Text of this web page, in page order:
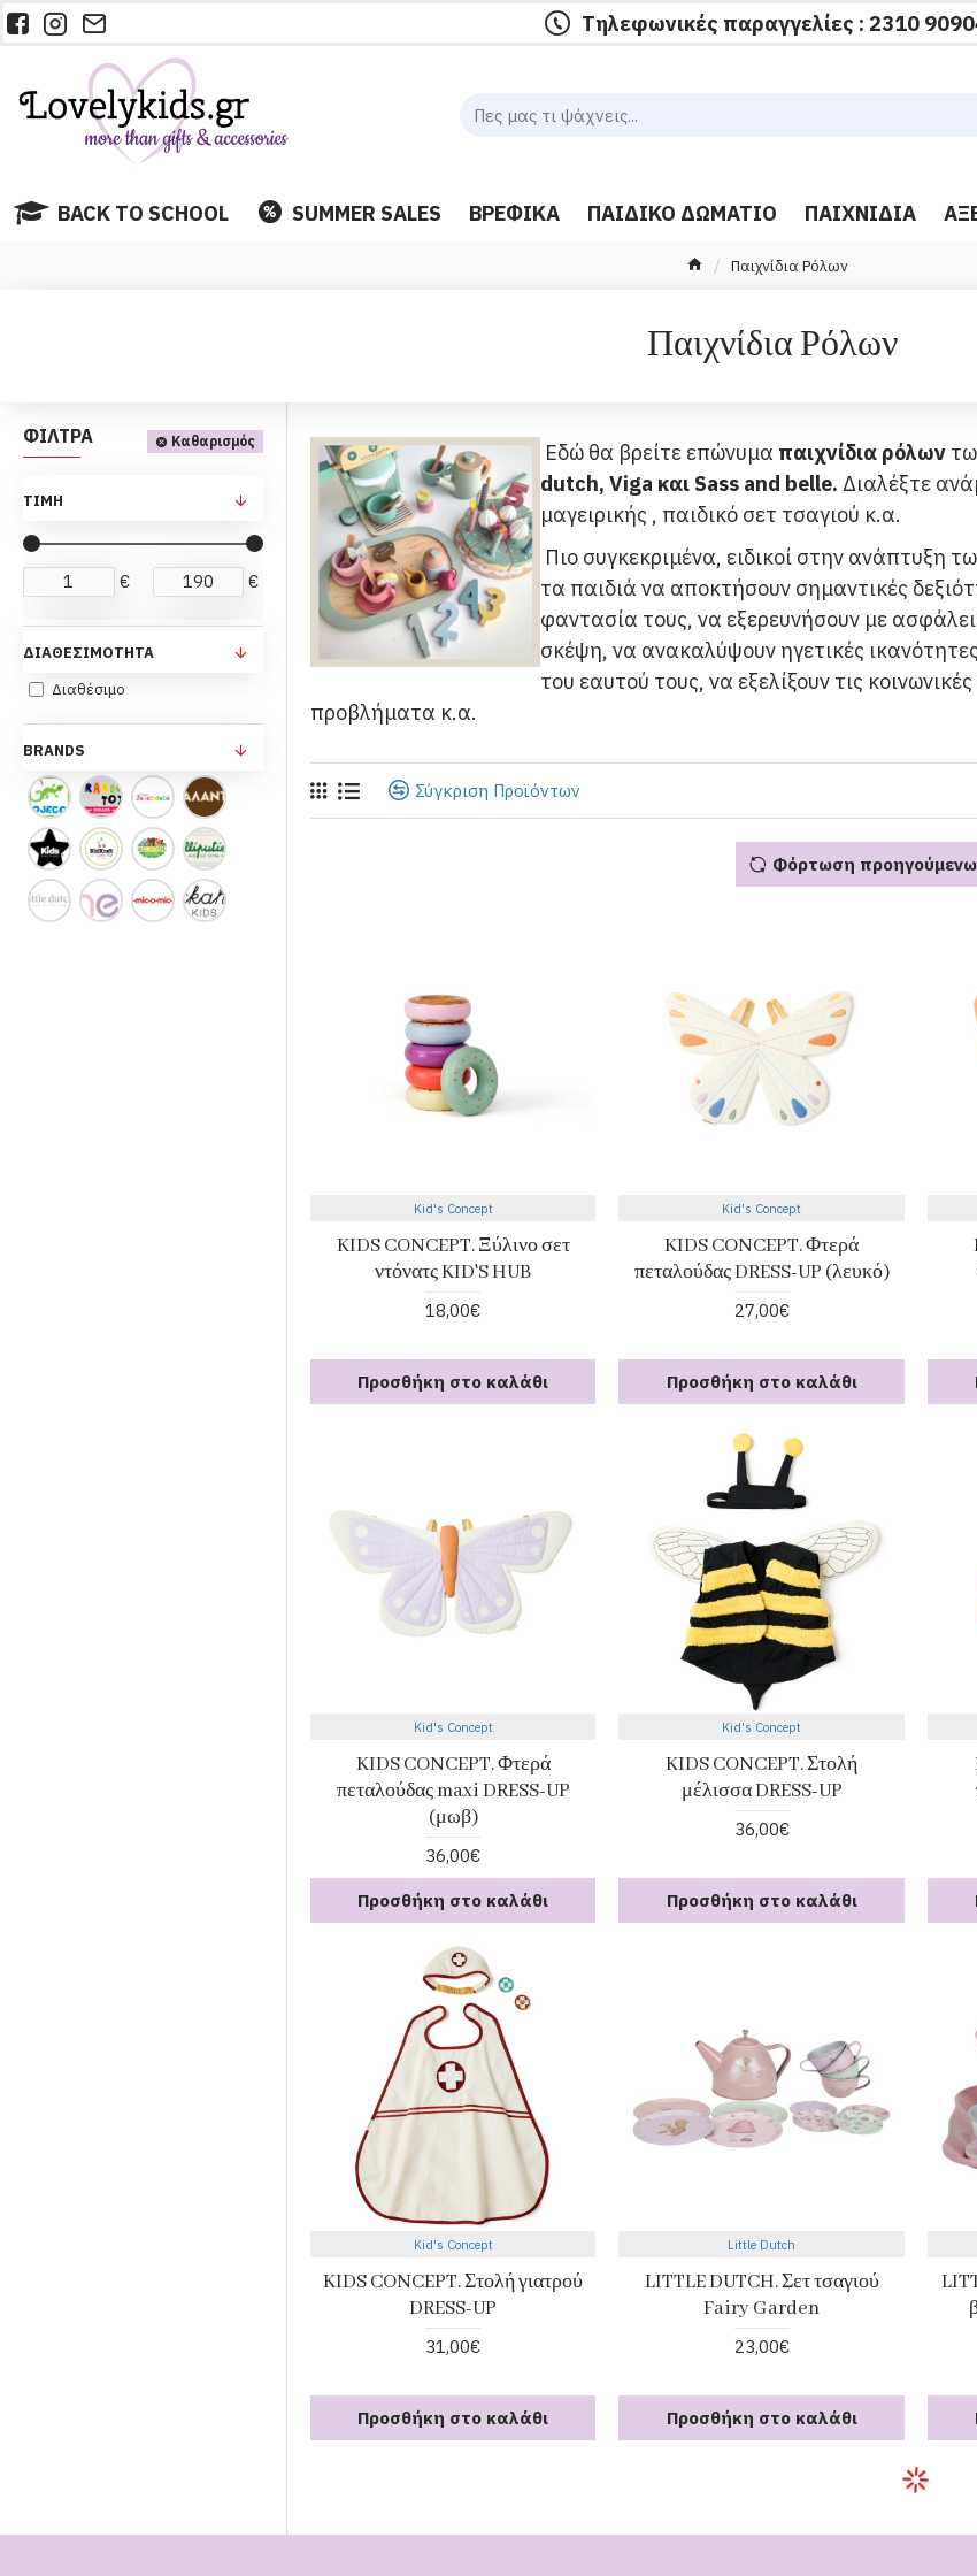
Τηλεφωνικές παραγγελίες : 2310
BACK TO SCHOOL SUMMER SALES ΒΡΕΦΙΚΆ ΠΑΙΔΙΚΌ ΔΩΜΆΤΙΟ ΠΑΙΧΝΊΔΙΑ
Παιχνίδια Ρόλων
Παιχνίδια Ρόλων
ΦΙΛΤΡΑ Καθαρισμός
ΤΙΜΉ
€ €
BRANDS
ΔΙΑΘΕΣΙΜΌΤΗΤΑ
Διαθέσιμο
Εδώ θα βρείτε επώνυμα παιχνίδια ρόλων
dutch, Viga και Sass and belle. Διαλέξτε
μαγειρικής , παιδικό σετ τσαγιού κ.α.
Πιο συγκεκριμένα, ειδικοί στην ανάπτυξη
τα παιδιά να αποκτήσουν σημαντικές
φαντασία τους, να εξερευνήσουν με
σκέψη, να ανακαλύψουν ηγετικές
του εαυτού τους, να εξελίξουν τις
προβλήματα κ.α.
Σύγκριση Προϊόντων
Φόρτωση
Kid's Concept
KIDS CONCEPT. Ξύλινο σετ
ντόνατς KID'S HUB
18,00€
Προσθήκη στο καλάθι
Kid's Concept
KIDS CONCEPT. Φτερά
πεταλούδας DRESS-UP (λευκό)
27,00€
Προσθήκη στο καλάθι
Kid's Concept
KIDS CONCEPT. Φτερά
πεταλούδας maxi DRESS-UP
(μωβ)
36,00€
Προσθήκη στο καλάθι
Kid's Concept
KIDS CONCEPT. Στολή
μέλισσα DRESS-UP
36,00€
Προσθήκη στο καλάθι
Kid's Concept
KIDS CONCEPT. Στολή γιατρού
DRESS-UP
31,00€
Προσθήκη στο καλάθι
Little Dutch
LITTLE DUTCH. Σετ τσαγιού
Fairy Garden
23,00€
Προσθήκη στο καλάθι